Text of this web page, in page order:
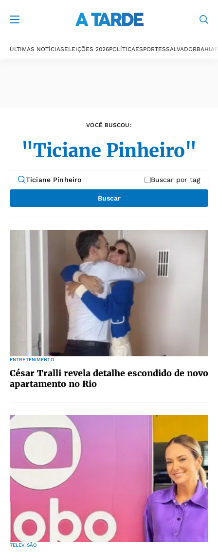
ÚLTIMAS NOTÍCIASELEIÇÕES 2026POLÍTICAESPORTESSALVADORBAHIA
VOCÊ BUSCOU:
"Ticiane Pinheiro"
Buscar por tag
Buscar
ENTRETENIMENTO
César Tralli revela detalhe escondido de novo
apartamento no Rio
TELEVISÃO